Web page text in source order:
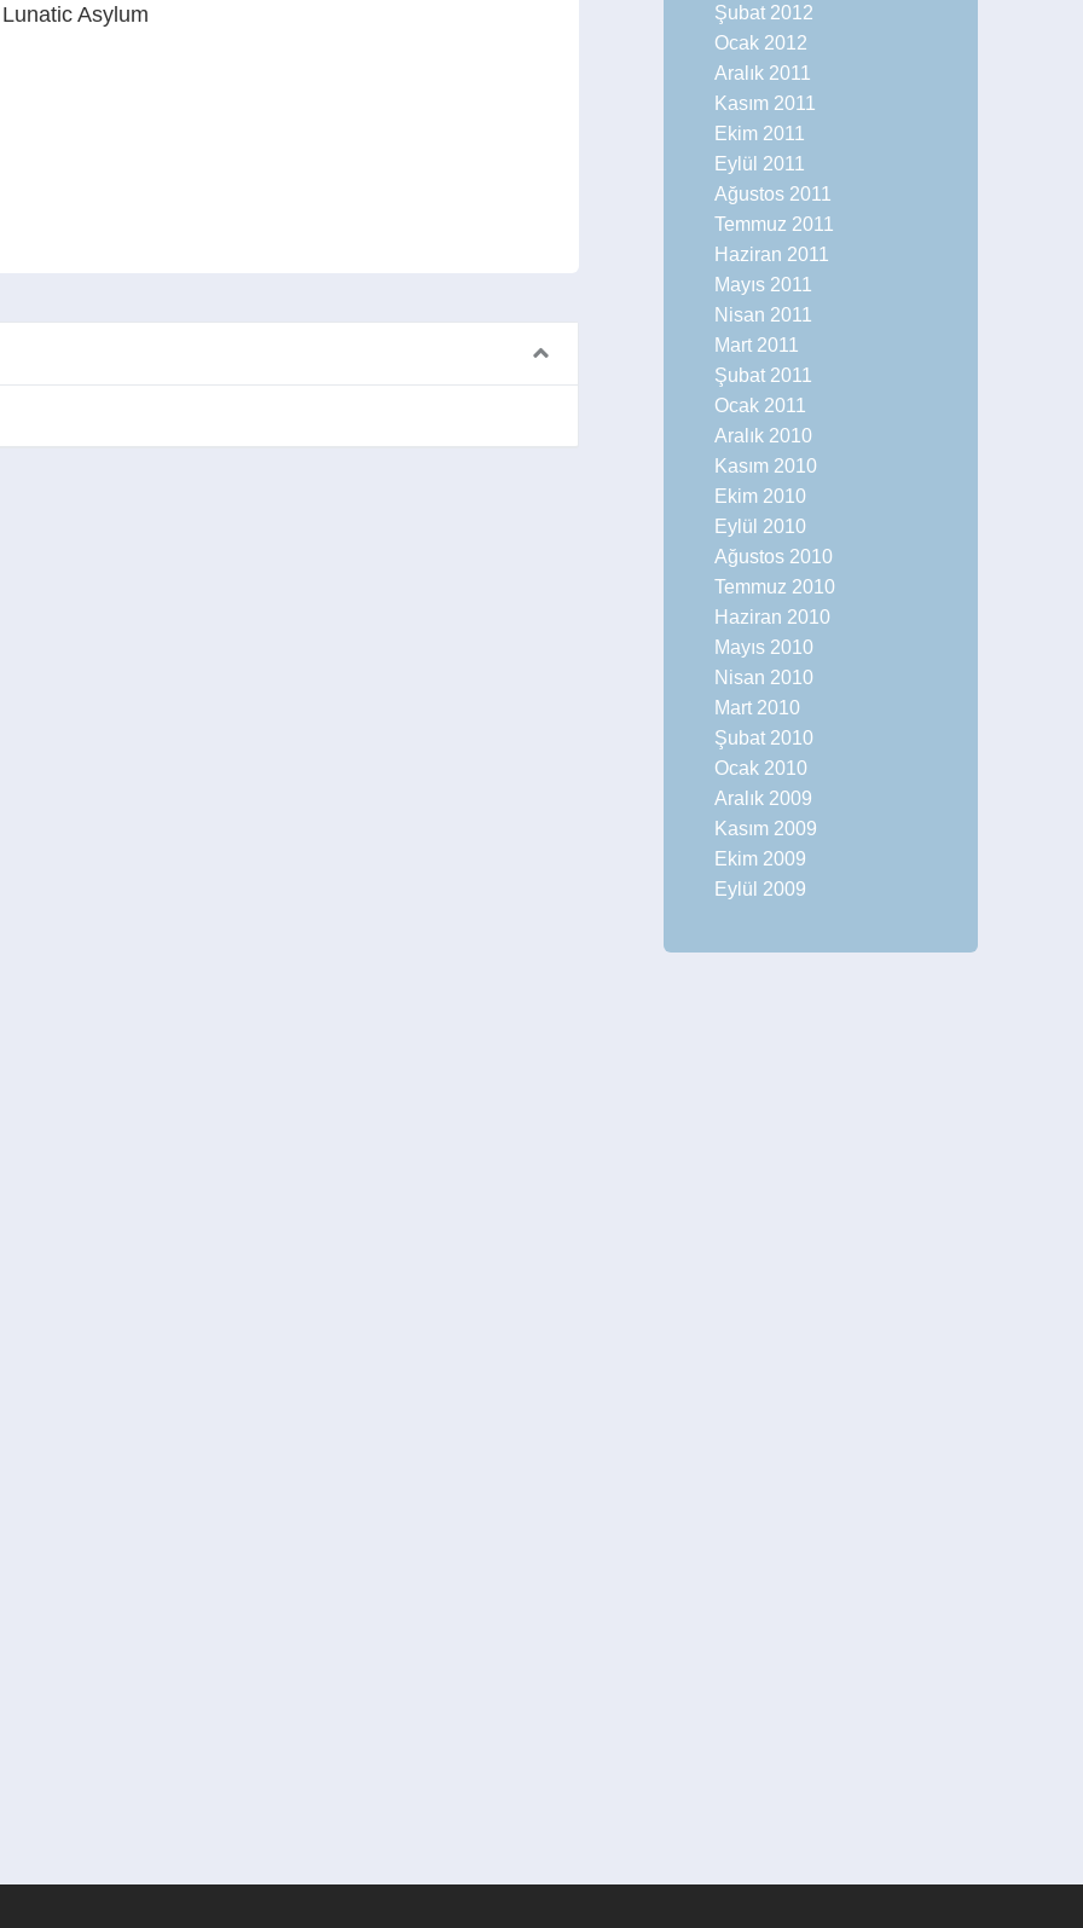
Asylum
Şubat 2012
Ocak 2012
Aralık 2011
Kasım 2011
Ekim 2011
Eylül 2011
Ağustos 2011
Temmuz 2011
Haziran 2011
Mayıs 2011
Nisan 2011
Mart 2011
Şubat 2011
Ocak 2011
Aralık 2010
Kasım 2010
Ekim 2010
Eylül 2010
Ağustos 2010
Temmuz 2010
Haziran 2010
Mayıs 2010
Nisan 2010
Mart 2010
Şubat 2010
Ocak 2010
Aralık 2009
Kasım 2009
Ekim 2009
Eylül 2009